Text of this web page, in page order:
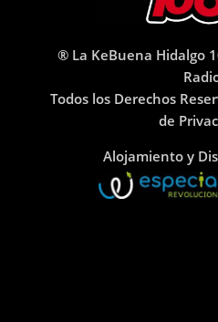
® La KeBuena Hidalgo
Todos los Derechos
de
Alojamiento y